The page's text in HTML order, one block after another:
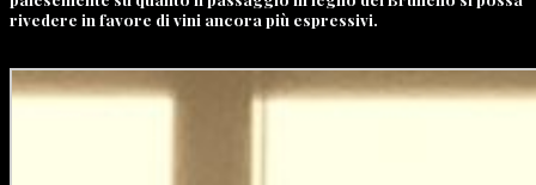
rivedere in favore di vini ancora più espressivi.